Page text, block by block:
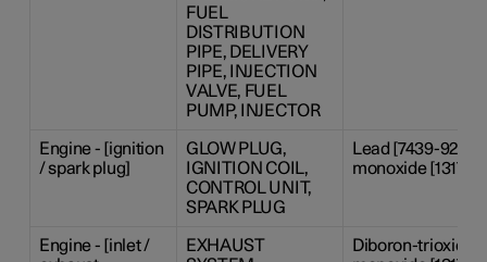
FUEL
DISTRIBUTION
PIPE, DELIVERY
PIPE, INJECTION
VALVE, FUEL
PUMP, INJECTOR
Engine - [ignition
/ spark plug]
GLOW PLUG,
IGNITION COIL,
CONTROL UNIT,
SPARK PLUG
Lead [7439-92-
monoxide [1317-
Engine - [inlet /
EXHAUST
Diboron-trioxide